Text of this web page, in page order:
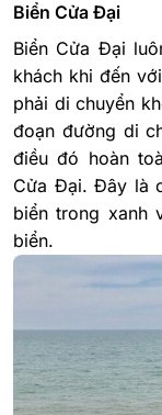
Biển Cửa Đại
Biển Cửa Đại
khách khi đến
phải di chuyển
đoạn đường di
điều đó hoàn
Cửa Đại. Đây là
biển trong xanh
biển.